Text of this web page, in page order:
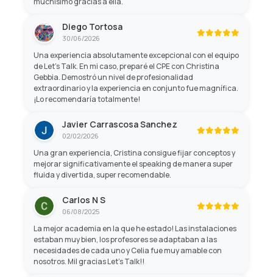
Diego Tortosa
30/06/2026
Una experiencia absolutamente excepcional con el equipo
de Let's Talk. En mi caso, preparé el CPE con Christina
Gebbia. Demostró un nivel de profesionalidad
extraordinario y la experiencia en conjunto fue magnífica.
¡Lo recomendaría totalmente!
Javier Carrascosa Sanchez
02/02/2026
Una gran experiencia, Cristina consigue fijar conceptos y
mejorar significativamente el speaking de manera super
fluida y divertida, super recomendable.
Carlos N S
06/08/2025
La mejor academia en la que he estado! Las instalaciones
estaban muy bien, los profesores se adaptaban a las
necesidades de cada uno y Celia fue muy amable con
nosotros. Mil gracias Let's Talk!!